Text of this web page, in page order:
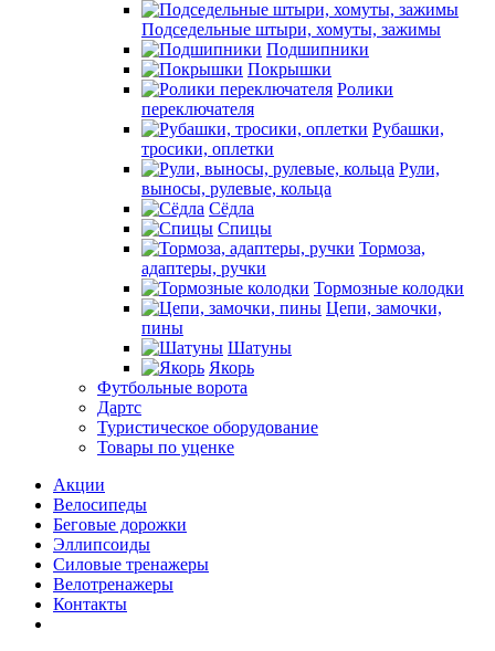
Подседельные штыри, хомуты, зажимы
Подшипники
Покрышки
Ролики
переключателя
Рубашки,
тросики, оплетки
Рули,
выносы, рулевые, кольца
Сёдла
Спицы
Тормоза,
адаптеры, ручки
Тормозные колодки
Цепи, замочки,
пины
Шатуны
Якорь
Футбольные ворота
Дартс
Туристическое оборудование
Товары по уценке
Акции
Велосипеды
Беговые дорожки
Эллипсоиды
Силовые тренажеры
Велотренажеры
Контакты